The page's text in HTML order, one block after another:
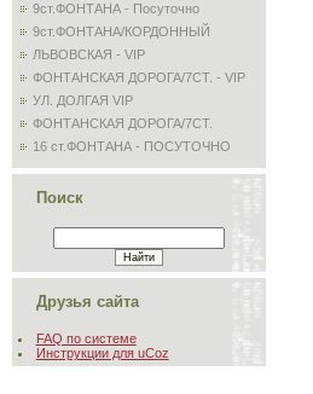
9ст.ФОНТАНА - Посуточно
9ст.ФОНТАНА/КОРДОННЫЙ
ЛЬВОВСКАЯ - VIP
ФОНТАНСКАЯ ДОРОГА/7СТ. - VIP
УЛ. ДОЛГАЯ VIP
ФОНТАНСКАЯ ДОРОГА/7СТ.
16 ст.ФОНТАНА - ПОСУТОЧНО
Поиск
Друзья сайта
FAQ по системе
Инструкции для uCoz